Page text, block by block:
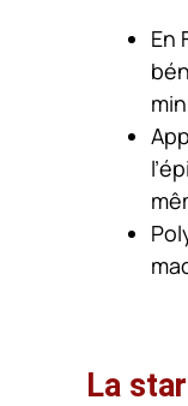
En
La